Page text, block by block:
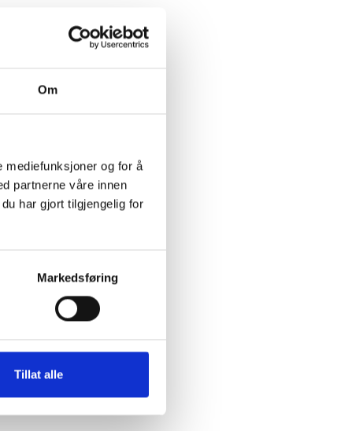
Om
mediefunksjoner og for å
partnerne våre innen
har gjort tilgjengelig for
Markedsføring
Tillat alle